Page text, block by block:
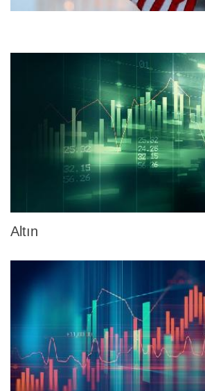
Altın